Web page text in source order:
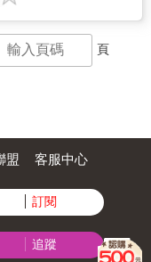
頁
盟 客服中心
訂閱
追蹤